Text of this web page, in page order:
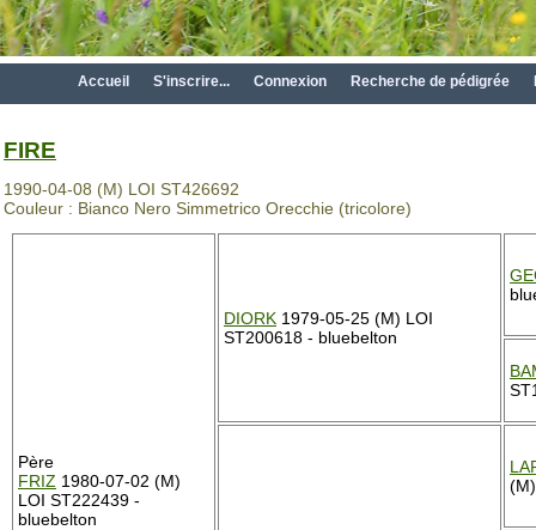
Accueil S'inscrire... Connexion Recherche de pédigrée
FIRE
1990-04-08 (M) LOI ST426692
Couleur : Bianco Nero Simmetrico Orecchie (tricolore)
Père
FRIZ 1980-07-02 (M)
LOI ST222439 -
bluebelton
DIORK 1979-05-25 (M) LOI
ST200618 - bluebelton